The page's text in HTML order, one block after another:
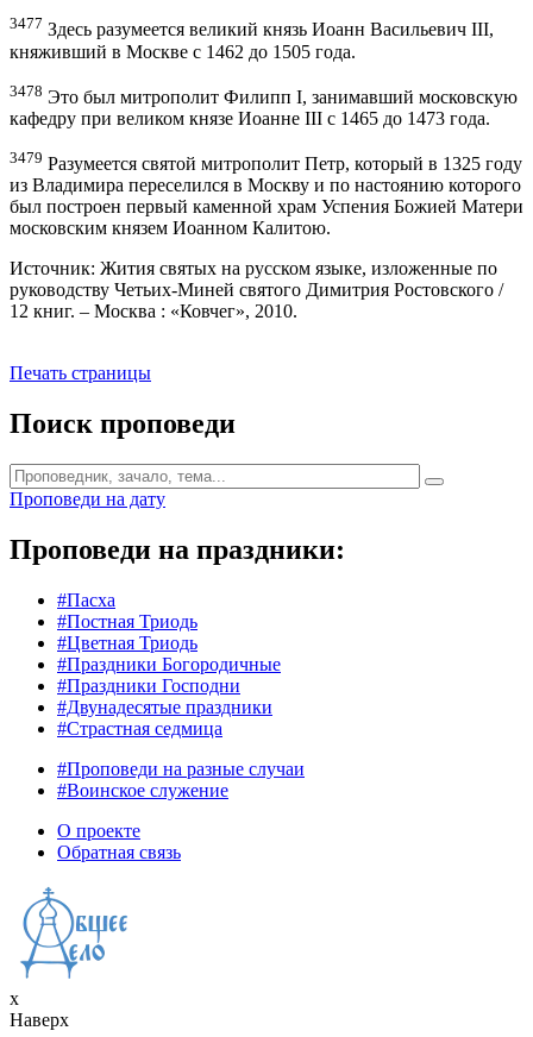
3477 Здесь разумеется великий князь Иоанн Васильевич III,
княживший в Москве с 1462 до 1505 года.
3478 Это был митрополит Филипп I, занимавший московскую
кафедру при великом князе Иоанне III с 1465 до 1473 года.
3479 Разумеется святой митрополит Петр, который в 1325 году
из Владимира переселился в Москву и по настоянию которого
был построен первый каменной храм Успения Божией Матери
московским князем Иоанном Калитою.
Источник: Жития святых на русском языке, изложенные по
руководству Четьих-Миней святого Димитрия Ростовского /
12 книг. – Москва : «Ковчег», 2010.
Печать страницы
Поиск проповеди
Проповеди на дату
Проповеди на праздники:
#Пасха
#Постная Триодь
#Цветная Триодь
#Праздники Богородичные
#Праздники Господни
#Двунадесятые праздники
#Страстная седмица
#Проповеди на разные случаи
#Воинское служение
О проекте
Обратная связь
x
Наверх